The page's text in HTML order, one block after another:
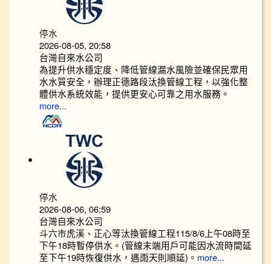
停水
2026-08-05, 20:58
台灣自來水公司
為提升供水穩定度、降低管線漏水風險並確保民眾用
水水質安全，辦理正德路段汰換管線工程，以強化整
體供水系統效能，提供更安心可靠之用水服務。
more...
停水
2026-08-06, 06:59
台灣自來水公司
斗六市虎溪、正心等汰換管線工程115/8/6上午08時至
下午18時暫停供水。(管線末端用戶可能因水流時間延
至下午19時恢復供水，遇雨天則順延)。 more...